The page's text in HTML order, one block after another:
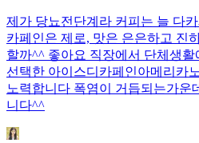
제가 당뇨전단계라 커피는 늘 다
카페인은 제로, 맛은 은은하고 진
할까^^ 좋아요 직장에서 단체생
선택한 아이스디카페인아메리카
노력합니다 폭염이 거듭되는가운
니다^^